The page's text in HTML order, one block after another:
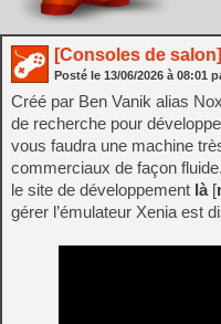
[Consoles de salon]
Posté le 13/06/2026 à 08:01
Créé par Ben Vanik alias
de recherche pour
vous faudra une machine
commerciaux de façon
le site de développement là[
gérer l’émulateur Xenia est